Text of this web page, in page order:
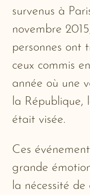
survenus à
novembre
personnes ont
ceux commis
année où une
la République,
était visée.
Ces
grande
la nécessité